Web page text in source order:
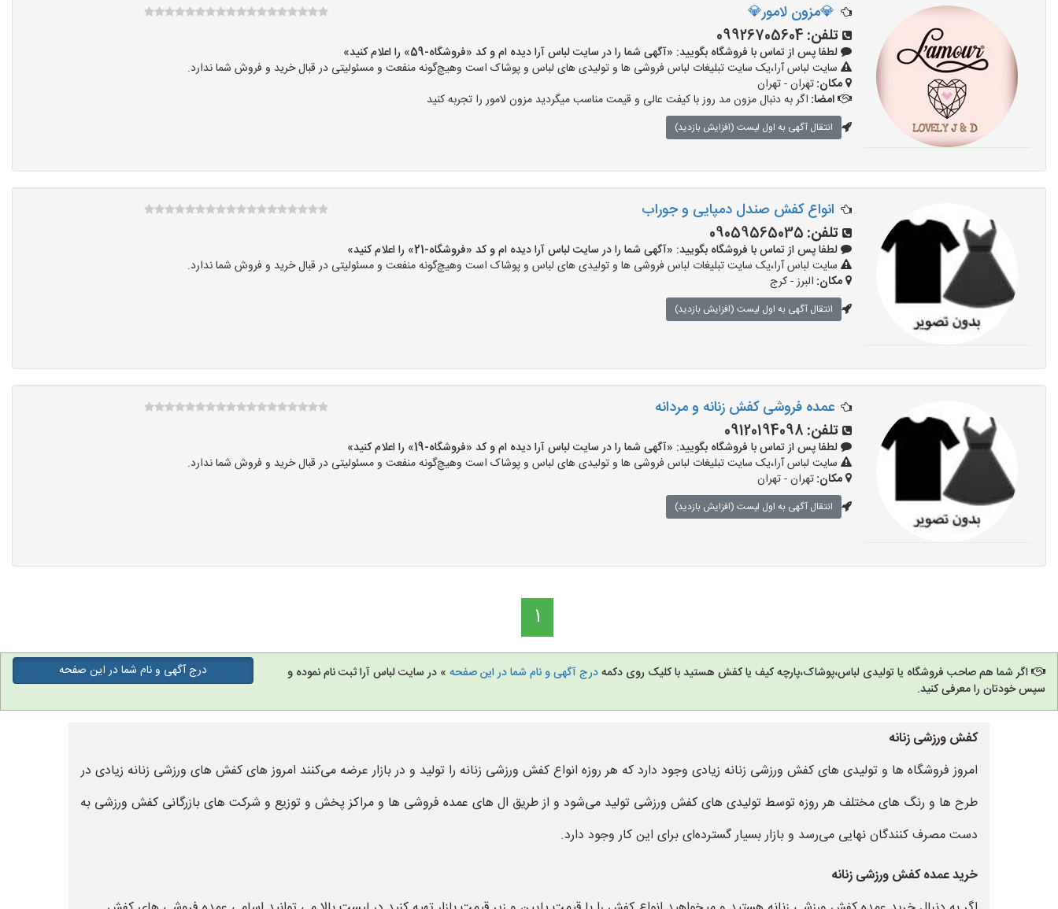
💎مزون لامور💎
تلفن: 09926705604
لطفا پس از تماس با فروشگاه بگویید: «آگهی شما را در سایت لباس آرا دیده ام و کد «فروشگاه-59» را اعلام کنید»
سایت لباس آرا،یک سایت تبلیغات لباس فروشی ها و تولیدی های لباس و پوشاک است وهیچ‌گونه منفعت و مسئولیتی در قبال خرید و فروش شما ندارد.
مکان:تهران - تهران
امضا: اگر به دنبال مزون مد روز با کیفت عالی و قیمت مناسب میگردید مزون لامور را تجربه کنید
انتقال آگهی به اول لیست (افزایش بازدید)
انواع کفش صندل دمپایی و جوراب
تلفن: 09059565035
لطفا پس از تماس با فروشگاه بگویید: «آگهی شما را در سایت لباس آرا دیده ام و کد «فروشگاه-21» را اعلام کنید»
سایت لباس آرا،یک سایت تبلیغات لباس فروشی ها و تولیدی های لباس و پوشاک است وهیچ‌گونه منفعت و مسئولیتی در قبال خرید و فروش شما ندارد.
مکان: البرز - کرج
انتقال آگهی به اول لیست (افزایش بازدید)
عمده فروشی کفش زنانه و مردانه
تلفن: 09120194098
لطفا پس از تماس با فروشگاه بگویید: «آگهی شما را در سایت لباس آرا دیده ام و کد «فروشگاه-19» را اعلام کنید»
سایت لباس آرا،یک سایت تبلیغات لباس فروشی ها و تولیدی های لباس و پوشاک است وهیچ‌گونه منفعت و مسئولیتی در قبال خرید و فروش شما ندارد.
مکان:تهران - تهران
انتقال آگهی به اول لیست (افزایش بازدید)
1
اگر شما هم صاحب فروشگاه یا تولیدی لباس،پوشاک،پارچه کیف یا کفش هستید با کلیک روی دکمهدرج آگهی و نام شما در این صفحه » در سایت لباس آرا ثبت نام نموده و
سپس خودتان را معرفی کنید.
درج آگهی و نام شما در این صفحه
کفش ورزشی زنانه
امروز فروشگاه ها و تولیدی های کفش ورزشی زنانه زیادی وجود دارد که هر روزه انواع کفش ورزشی زنانه را تولید و در بازار عرضه می‌کنند امروز های کفش های ورزشی زنانه زیادی در
طرح ها و رنگ های مختلف هر روزه توسط تولیدی های کفش ورزشی تولید می‌شود و از طریق ال های عمده فروشی ها و مراکز پخش و توزیع و شرکت های بازرگانی کفش ورزشی به
دست مصرف کنندگان نهایی می‌رسد و بازار بسیار گسترده‌ای برای این کار وجود دارد.
خرید عمده کفش ورزشی زنانه